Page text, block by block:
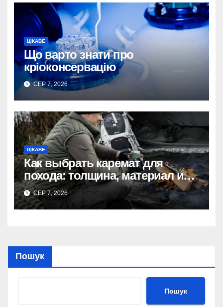
ЦІКАВЕ
Що варто знати про
кріоконсервацію
СЕР 7, 2026
ЦІКАВЕ
Как выбрать каремат для
похода: толщина, материал и
размер
СЕР 7, 2026
Пошук
Пошук